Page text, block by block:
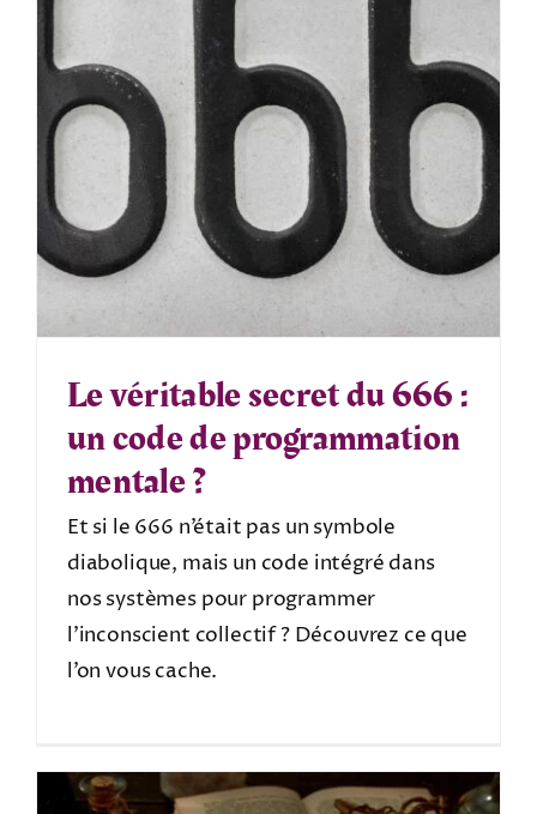
Le véritable secret du 666 :
un code de programmation
mentale ?
Et si le 666 n’était pas un symbole
diabolique, mais un code intégré dans
nos systèmes pour programmer
l’inconscient collectif ? Découvrez ce que
l’on vous cache.